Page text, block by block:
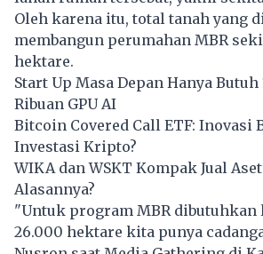
Oleh karena itu, total tanah yang
membangun perumahan MBR
hektare.
Start Up Masa Depan Hanya Butuh
Ribuan GPU AI
Bitcoin Covered Call ETF: Inovasi
Investasi Kripto?
WIKA dan WSKT Kompak Jual
Alasannya?
"Untuk program MBR dibutuhkan
26.000 hektare kita punya